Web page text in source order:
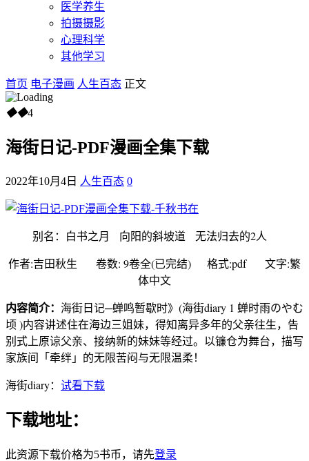
医学养生
拍摄摄影
心理科学
其他学习
首页 电子漫画 人生百态 正文
◆◆4
海街日记-PDF漫画全集下载
2022年10月4日 人生百态 0
别名：白书之月 向阳的斜坡道 无法归去的2人
作者:吉田秋生 卷数: 9卷全(已完结) 格式:pdf 文字:繁
体中文
内容简介： 海街日记─蝉鸣暂歇时》(海街diary 1 蝉时雨のやむ
顷 )内容讲述住在海边三姐妹，得知离异多年的父亲往生，告
别式上原谅父亲、接纳新的妹妹等经过。以镰仓为舞台，描写
家族间「牵绊」的无限苦闷与无限温柔！
海街diary： 试看下载
下载地址：
此资源下载价格为5书币，请先登录